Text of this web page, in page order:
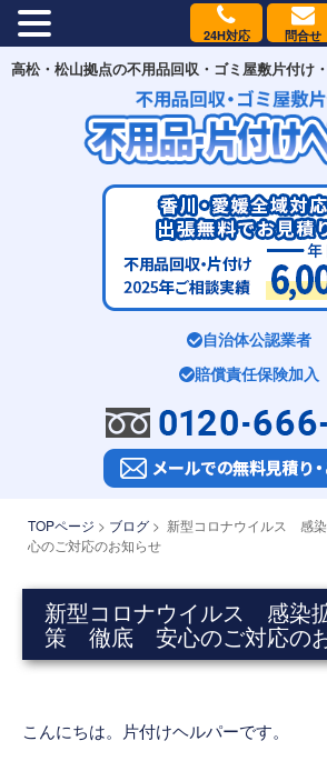
高松・松山拠点の不用品回収・ゴミ屋敷片付け
自治体公認業者
賠償責任保険加入
24H対応 問合せ
TOPページ > ブログ > 新型コロナウイルス
心のご対応のお知らせ
新型コロナウイルス 感染
策 徹底 安心のご対応の
こんにちは。片付けヘルパーです。
MENU